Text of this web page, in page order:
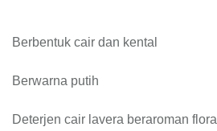
Berbentuk cair dan kental
Berwarna putih
Deterjen cair lavera beraroman floral